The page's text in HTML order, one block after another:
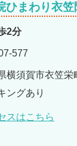
ひまわり衣笠
2分
577
横須賀市衣笠栄
ングあり
スはこちら